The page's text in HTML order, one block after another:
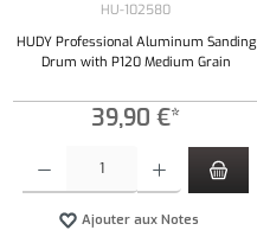
HU-102580
HUDY Professional Aluminum Sanding
Drum with P120 Medium Grain
39,90 €*
Ajouter aux Notes